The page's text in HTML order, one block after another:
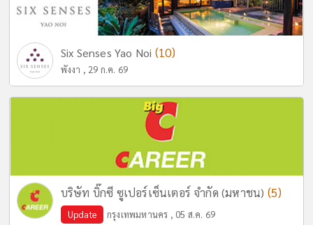
Six Senses Yao Noi (10)
พังงา , 29 ก.ค. 69
บริษัท บิ๊กซี ซูเปอร์เซ็นเตอร์ จำกัด (มหาชน) (5)
Update กรุงเทพมหานคร , 05 ส.ค. 69